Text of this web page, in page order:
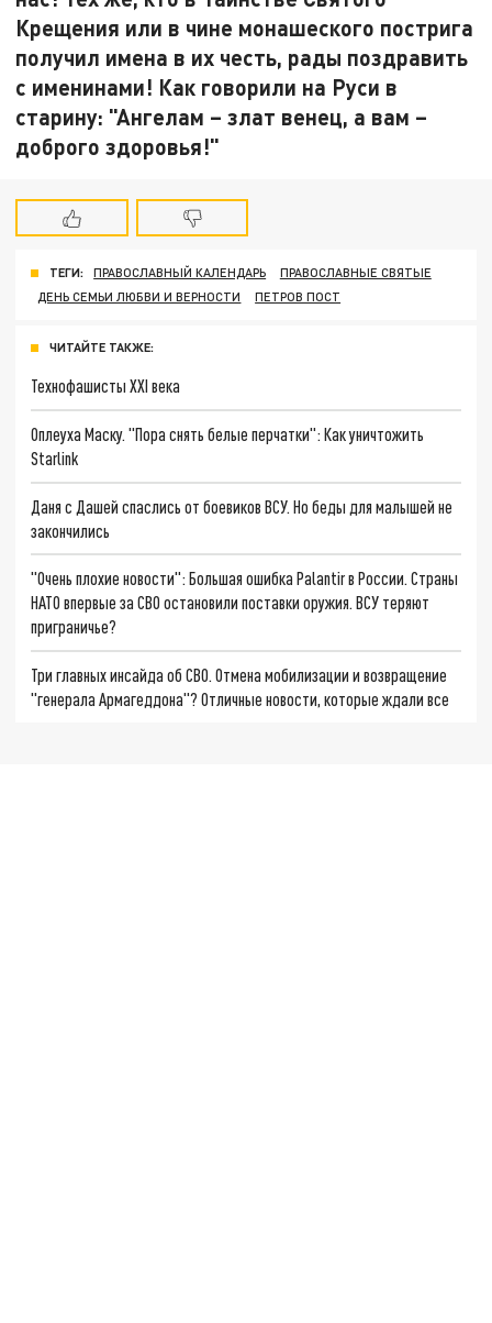
Крещения или в чине монашеского пострига
получил имена в их честь, рады поздравить
с именинами! Как говорили на Руси в
старину: "Ангелам – злат венец, а вам –
доброго здоровья!"
ТЕГИ: ПРАВОСЛАВНЫЙ КАЛЕНДАРЬ
ПРАВОСЛАВНЫЕ СВЯТЫЕ
ДЕНЬ СЕМЬИ ЛЮБВИ И ВЕРНОСТИ
ПЕТРОВ ПОСТ
ЧИТАЙТЕ ТАКЖЕ:
Технофашисты XXI века
Оплеуха Маску. "Пора снять белые перчатки": Как уничтожить
Starlink
Даня с Дашей спаслись от боевиков ВСУ. Но беды для малышей не
закончились
"Очень плохие новости": Большая ошибка Palantir в России. Страны
НАТО впервые за СВО остановили поставки оружия. ВСУ теряют
приграничье?
Три главных инсайда об СВО. Отмена мобилизации и возвращение
"генерала Армагеддона"? Отличные новости, которые ждали все